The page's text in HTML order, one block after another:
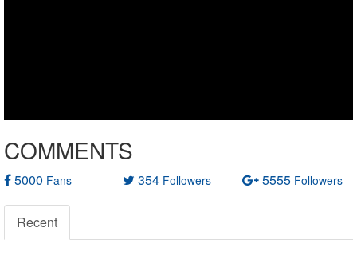
COMMENTS
5000 Fans 354 Followers 5555 Followers
Recent